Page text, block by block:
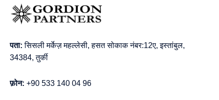
पता: सिसली मर्केज़ महल्लेसी, हसत सोकाक नंबर:12ए, इस्तांबुल,
34384, तुर्की
फ़ोन: +90 533 140 04 96